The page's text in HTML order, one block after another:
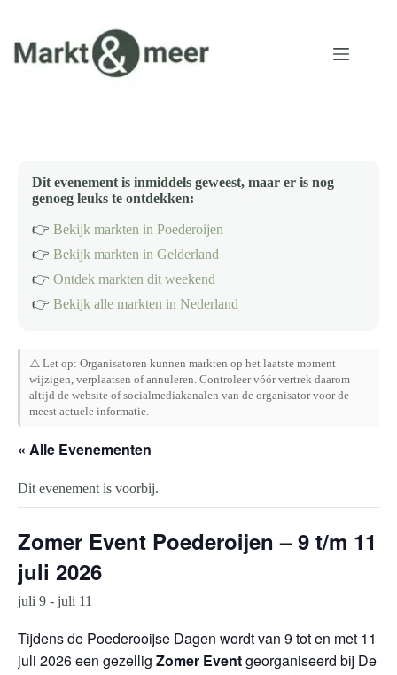
inhoud
Dit evenement is inmiddels geweest, maar er is nog
genoeg leuks te ontdekken:
👉 Bekijk markten in Poederoijen
👉 Bekijk markten in Gelderland
👉 Ontdek markten dit weekend
👉 Bekijk alle markten in Nederland
⚠️ Let op: Organisatoren kunnen markten op het laatste moment
wijzigen, verplaatsen of annuleren. Controleer vóór vertrek daarom
altijd de website of socialmediakanalen van de organisator voor de
meest actuele informatie.
« Alle Evenementen
Dit evenement is voorbij.
Zomer Event Poederoijen – 9 t/m 11
juli 2026
juli 9 - juli 11
Tijdens de Poederooijse Dagen wordt van 9 tot en met 11
juli 2026 een gezellig Zomer Eventgeorganiseerd bij De